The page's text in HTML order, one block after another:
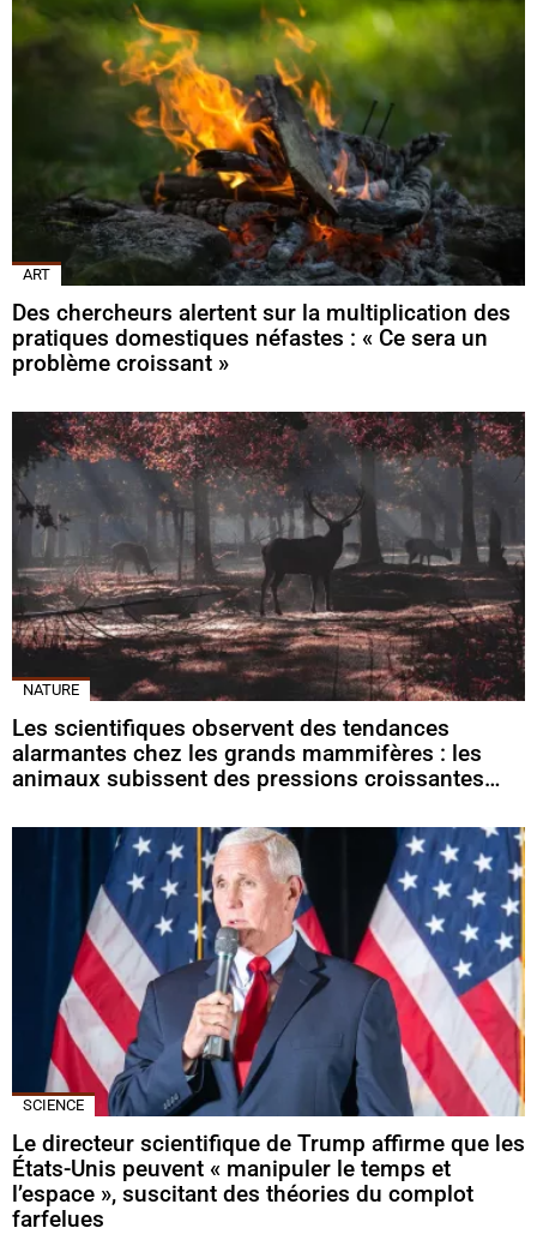
ART
Des chercheurs alertent sur la multiplication des
pratiques domestiques néfastes : « Ce sera un
problème croissant »
NATURE
Les scientifiques observent des tendances
alarmantes chez les grands mammifères : les
animaux subissent des pressions croissantes…
SCIENCE
Le directeur scientifique de Trump affirme que les
États-Unis peuvent « manipuler le temps et
l’espace », suscitant des théories du complot
farfelues